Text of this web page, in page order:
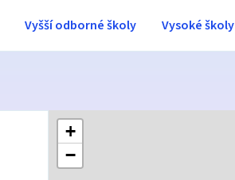
Vyšší odborné školy Vysoké školy
+
−